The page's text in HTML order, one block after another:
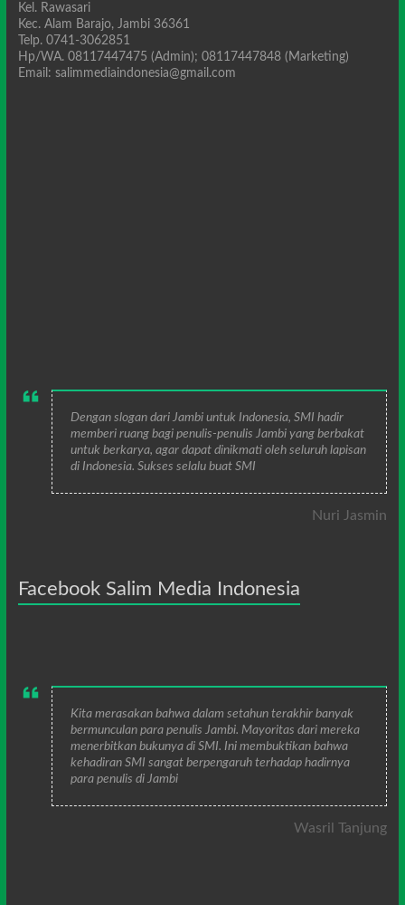
Kel. Rawasari
Kec. Alam Barajo, Jambi 36361
Telp. 0741-3062851
Hp/WA. 08117447475 (Admin); 08117447848 (Marketing)
Email: salimmediaindonesia@gmail.com
Dengan slogan dari Jambi untuk Indonesia, SMI hadir
memberi ruang bagi penulis-penulis Jambi yang berbakat
untuk berkarya, agar dapat dinikmati oleh seluruh lapisan
di Indonesia. Sukses selalu buat SMI
Nuri Jasmin
Facebook Salim Media Indonesia
Kita merasakan bahwa dalam setahun terakhir banyak
bermunculan para penulis Jambi. Mayoritas dari mereka
menerbitkan bukunya di SMI. Ini membuktikan bahwa
kehadiran SMI sangat berpengaruh terhadap hadirnya
para penulis di Jambi
Wasril Tanjung